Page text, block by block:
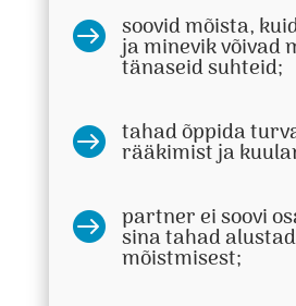
 soovid mõista,
ja minevik võivad
tänaseid suhteid;
 tahad õppida
rääkimist ja
 partner ei soovi
sina tahad
mõistmisest;